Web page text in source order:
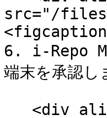
src="/files/
6. i-Repo
端末を承認し